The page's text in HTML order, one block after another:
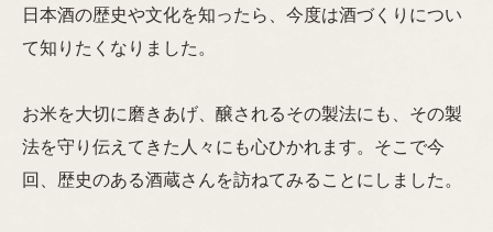
日本酒の歴史や文化を知ったら、今度は酒づくりについ
て知りたくなりました。
お米を大切に磨きあげ、醸されるその製法にも、その製
法を守り伝えてきた人々にも心ひかれます。そこで今
回、歴史のある酒蔵さんを訪ねてみることにしました。